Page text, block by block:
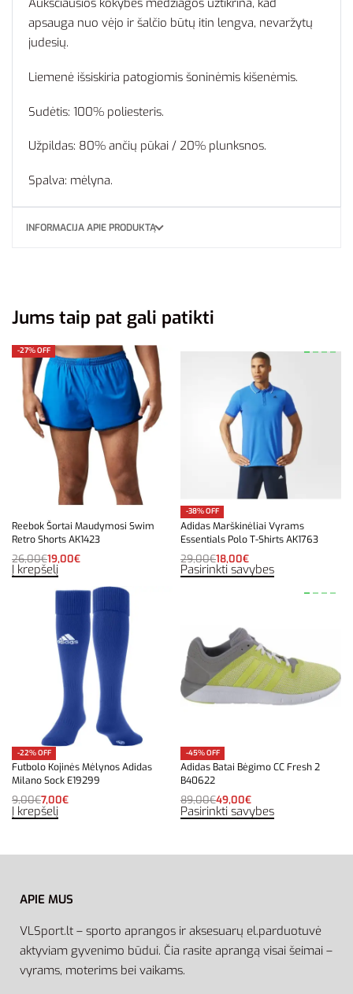
Aukščiausios kokybės medžiagos užtikrina, kad
apsauga nuo vėjo ir šalčio būtų itin lengva, nevaržytų
judesių.
Liemenė išsiskiria patogiomis šoninėmis kišenėmis.
Sudėtis: 100% poliesteris.
Užpildas: 80% ančių pūkai / 20% plunksnos.
Spalva: mėlyna.
INFORMACIJA APIE PRODUKTĄ
Jums taip pat gali patikti
-27% OFF
Reebok Šortai Maudymosi Swim
Retro Shorts AK1423
26,00€19,00€
Į krepšelį
-38% OFF
Adidas Marškinėliai Vyrams
Essentials Polo T-Shirts AK1763
29,00€18,00€
Pasirinkti savybes
-22% OFF
Futbolo Kojinės Mėlynos Adidas
Milano Sock E19299
9,00€7,00€
Į krepšelį
-45% OFF
Adidas Batai Bėgimo CC Fresh 2
B40622
89,00€49,00€
Pasirinkti savybes
APIE MUS
VLSport.lt – sporto aprangos ir aksesuarų el.parduotuvė
aktyviam gyvenimo būdui. Čia rasite aprangą visai šeimai –
vyrams, moterims bei vaikams.